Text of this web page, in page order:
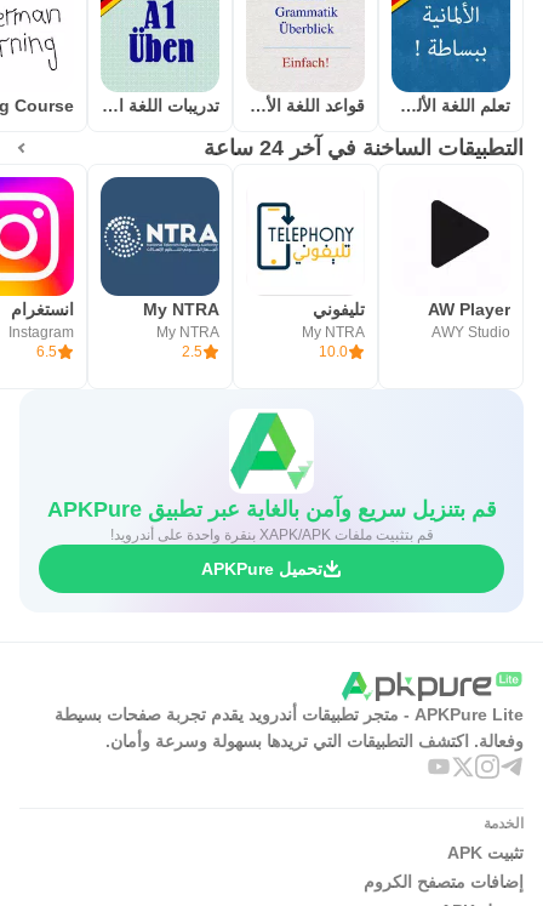
تعلم اللغة الألمانية قواعد اللغة الألمانية تدريبات اللغة الألمانية مبتدئ
التطبيقات الساخنة في آخر 24 ساعة
AW Player
AWY Studio
تليفوني
My NTRA
10.0
My NTRA
My NTRA
2.5
انستغرام
Instagram
6.5
قم بتنزيل سريع وآمن بالغاية عبر تطبيق APKPure
قم بتثبيت ملفات XAPK/APK بنقرة واحدة على أندرويد!
تحميل APKPure
APKPure Lite - متجر تطبيقات أندرويد يقدم تجربة صفحات بسيطة
وفعالة. اكتشف التطبيقات التي تريدها بسهولة وسرعة وأمان.
الخدمة
تثبيت APK
إضافات متصفح الكروم